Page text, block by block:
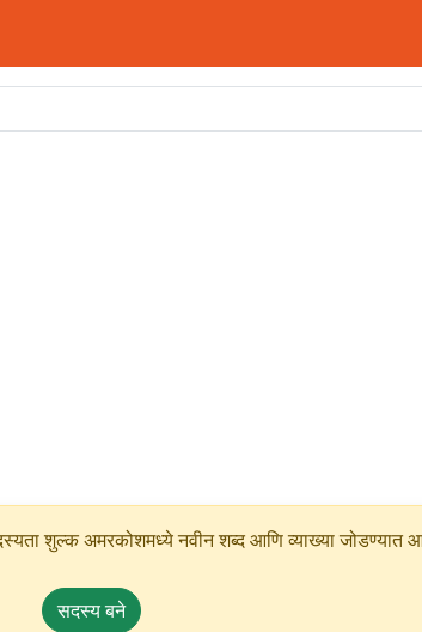
शुल्क अमरकोशमध्ये नवीन शब्द आणि व्याख्या जोडण्यात
सदस्य बने